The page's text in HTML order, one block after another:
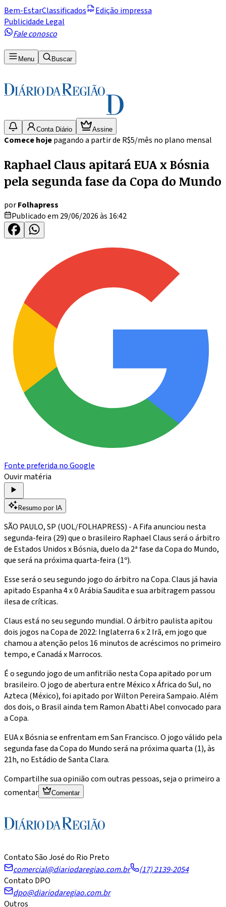
Bem-EstarClassificados
Edição impressa
Publicidade Legal
Fale conosco
Menu Buscar
Conta Diário Assine
Comece hojepagando a partir de R$5/mês no plano mensal
Raphael Claus apitará EUA x Bósnia
pela segunda fase da Copa do Mundo
porFolhapress
Publicado em 29/06/2026 às 16:42
Fonte preferida no Google
Ouvir matéria
Resumo por IA
SÃO PAULO, SP (UOL/FOLHAPRESS) - A Fifa anunciou nesta
segunda-feira (29) que o brasileiro Raphael Claus será o árbitro
de Estados Unidos x Bósnia, duelo da 2ª fase da Copa do Mundo,
que será na próxima quarta-feira (1º).
Esse será o seu segundo jogo do árbitro na Copa. Claus já havia
apitado Espanha 4 x 0 Arábia Saudita e sua arbitragem passou
ilesa de críticas.
Claus está no seu segundo mundial. O árbitro paulista apitou
dois jogos na Copa de 2022: Inglaterra 6 x 2 Irã, em jogo que
chamou a atenção pelos 16 minutos de acréscimos no primeiro
tempo, e Canadá x Marrocos.
É o segundo jogo de um anfitrião nesta Copa apitado por um
brasileiro. O jogo de abertura entre México x África do Sul, no
Azteca (México), foi apitado por Wilton Pereira Sampaio. Além
dos dois, o Brasil ainda tem Ramon Abatti Abel convocado para
a Copa.
EUA x Bósnia se enfrentam em San Francisco. O jogo válido pela
segunda fase da Copa do Mundo será na próxima quarta (1), às
21h, no Estádio de Santa Clara.
Compartilhe sua opinião com outras pessoas, seja o primeiro a
comentar
Comentar
Contato São José do Rio Preto
comercial@diariodaregiao.com.br
(17) 2139-2054
Contato DPO
dpo@diariodaregiao.com.br
Outros